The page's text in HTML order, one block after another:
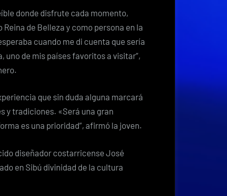
donde disfrute cada momento,
de Belleza y como persona en la
cuando me di cuenta que sería
uno de mis países favoritos a visitar”,
que sin duda alguna marcará
y tradiciones. «Será una gran
es una prioridad”, afirmó la joven.
diseñador costarricense José
en Sibú divinidad de la cultura